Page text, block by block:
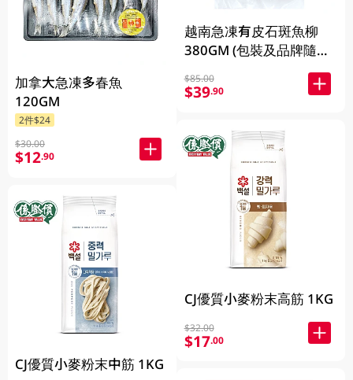
加拿大急凍多春魚
120GM
2件$24
$30.00
$12.90
CJ優質小麥粉末中筋 1KG
越南急凍有皮石斑魚柳
380GM (包裝及品牌隨機
$85.00
$39.90
CJ優質小麥粉末高筋 1KG
$32.00
$17.00